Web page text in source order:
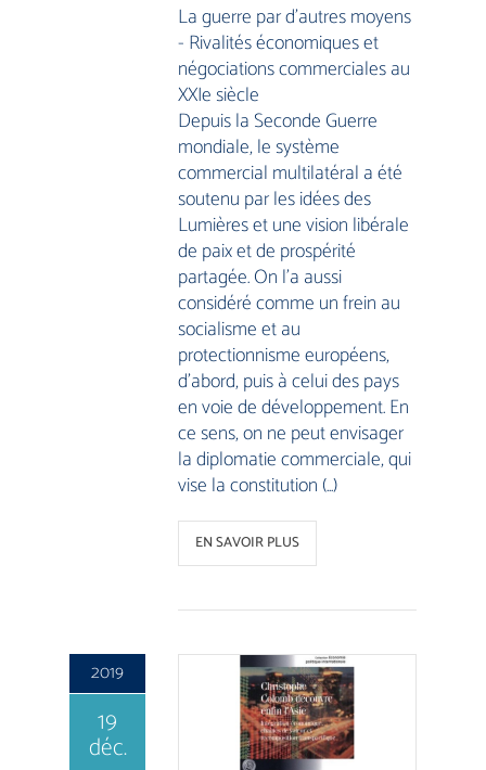
La guerre par d’autres moyens
- Rivalités économiques et
négociations commerciales au
XXIe siècle
Depuis la Seconde Guerre
mondiale, le système
commercial multilatéral a été
soutenu par les idées des
Lumières et une vision libérale
de paix et de prospérité
partagée. On l’a aussi
considéré comme un frein au
socialisme et au
protectionnisme européens,
d’abord, puis à celui des pays
en voie de développement. En
ce sens, on ne peut envisager
la diplomatie commerciale, qui
vise la constitution (…)
EN SAVOIR PLUS
2019
19
déc.